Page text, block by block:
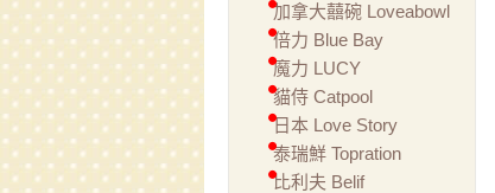
加拿大囍碗 Loveabowl
倍力 Blue Bay
魔力 LUCY
貓侍 Catpool
日本 Love Story
泰瑞鮮 Topration
比利夫 Belif